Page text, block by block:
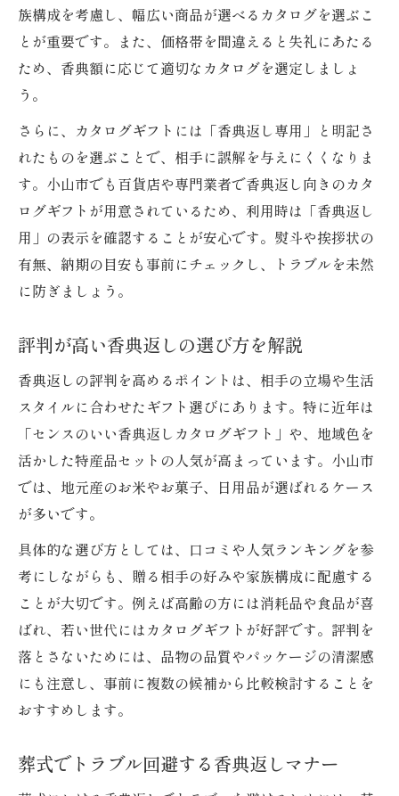
族構成を考慮し、幅広い商品が選べるカタログを選ぶこ
とが重要です。また、価格帯を間違えると失礼にあたる
ため、香典額に応じて適切なカタログを選定しましょ
う。
さらに、カタログギフトには「香典返し専用」と明記さ
れたものを選ぶことで、相手に誤解を与えにくくなりま
す。小山市でも百貨店や専門業者で香典返し向きのカタ
ログギフトが用意されているため、利用時は「香典返し
用」の表示を確認することが安心です。熨斗や挨拶状の
有無、納期の目安も事前にチェックし、トラブルを未然
に防ぎましょう。
評判が高い香典返しの選び方を解説
香典返しの評判を高めるポイントは、相手の立場や生活
スタイルに合わせたギフト選びにあります。特に近年は
「センスのいい香典返しカタログギフト」や、地域色を
活かした特産品セットの人気が高まっています。小山市
では、地元産のお米やお菓子、日用品が選ばれるケース
が多いです。
具体的な選び方としては、口コミや人気ランキングを参
考にしながらも、贈る相手の好みや家族構成に配慮する
ことが大切です。例えば高齢の方には消耗品や食品が喜
ばれ、若い世代にはカタログギフトが好評です。評判を
落とさないためには、品物の品質やパッケージの清潔感
にも注意し、事前に複数の候補から比較検討することを
おすすめします。
葬式でトラブル回避する香典返しマナー